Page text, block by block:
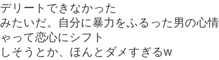
デリートできなかった
みたいだ。自分に暴力をふるった男の心
ゃって恋心にシフト
しそうとか、ほんとダメすぎるw